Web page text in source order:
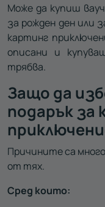
Може да купиш
за рожден ден или
картинг
описани и
трябва.
Защо да
подарък за
Причините са
от тях.
Сред които: